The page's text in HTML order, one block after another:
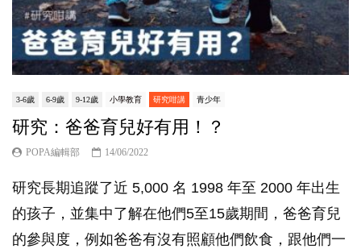
3-6歲 6-9歲 9-12歲 小學教育 研究咁講 青少年
研究：爸爸育兒好有用！？
POPA編輯部 14/06/2022
研究長期追蹤了近 5,000 名 1998 年至 2000 年出生
的孩子，並集中了解在他們5至15歲期間，爸爸育兒
的參與度，例如爸爸有沒有照顧他們飲食，跟他們一